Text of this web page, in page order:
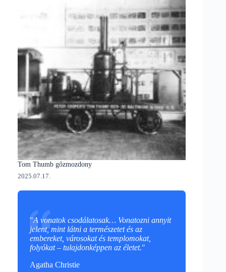
Tom Thumb gőzmozdony
2025.07.17.
"A vonatok csodálatosak… Vonatozni annyit
jelent, mint látni a természetet és az
embereket, városokat és templomokat,
folyókat – tulajdonképpen az életet."
Agatha Christie